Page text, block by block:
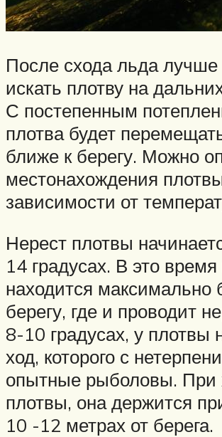
После схода льда лучше
искать плотву на
С постепенным
плотва будет
ближе к берегу. Можно
местонахождения
зависимости от
Нерест плотвы
14 градусах. В это
находится максимально
берегу, где и проводит
8-10 градусах, у плотвы
ход, которого с
опытные рыболовы. При
плотвы, она держится
10 -12 метрах от берега.